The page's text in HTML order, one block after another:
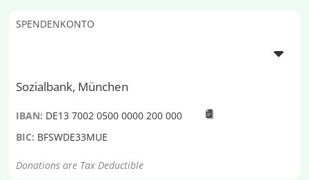
SPENDENKONTO
Sozialbank, München
IBAN: DE13 7002 0500 0000 200 000
BIC: BFSWDE33MUE
Donations are Tax Deductible